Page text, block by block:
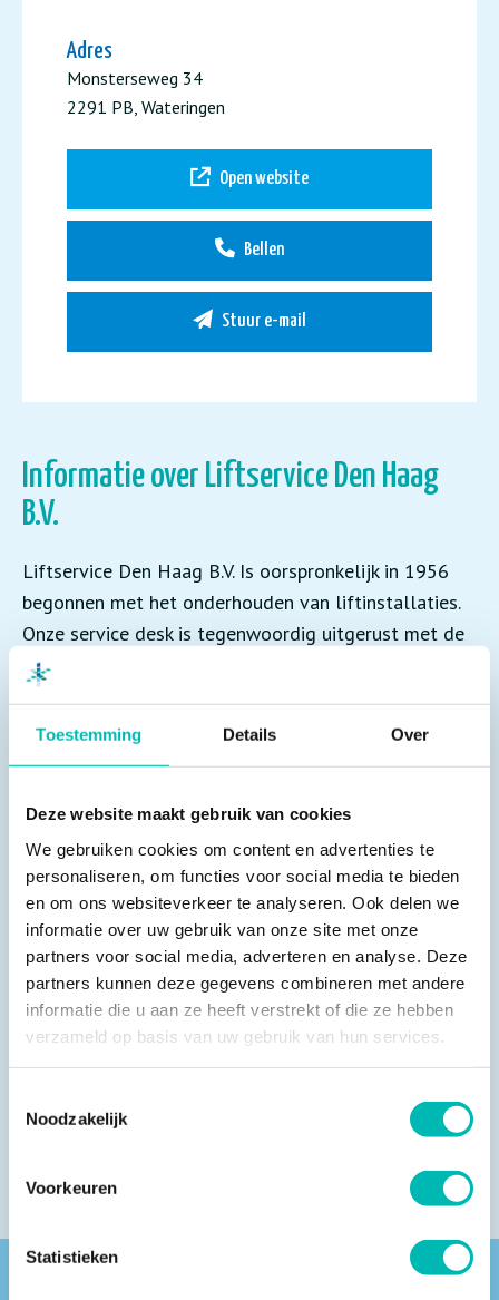
Toestemming Details Over
Deze website maakt gebruik van cookies
We gebruiken cookies om content en advertenties te
personaliseren, om functies voor social media te bieden
en om ons websiteverkeer te analyseren. Ook delen we
informatie over uw gebruik van onze site met onze
partners voor social media, adverteren en analyse. Deze
partners kunnen deze gegevens combineren met andere
informatie die u aan ze heeft verstrekt of die ze hebben
verzameld op basis van uw gebruik van hun services.
Noodzakelijk
Voorkeuren
Statistieken
Adres
Monsterseweg 34
2291 PB, Wateringen
Open website
Bellen
Stuur e-mail
Informatie over Liftservice Den Haag
B.V.
Liftservice Den Haag B.V. Is oorspronkelijk in 1956
begonnen met het onderhouden van liftinstallaties.
Onze service desk is tegenwoordig uitgerust met de
meest moderne apparatuur en software.
Dit tezamen met onze zeer ervaren service
medewerkers, geeft dit ons de mogelijkheid om de
minimaliseren, waardoor wij in staat zijn om
problemen direct aan te pakken en de stilstand van
uw liftinstallatie tot een minimum te beperken.
Onze technische specialisten in zowel de
binnendienst als de buitendienst staan bekend om
hun groot oplossend vermogen en hun
servicegerichte instelling.
Directeur: